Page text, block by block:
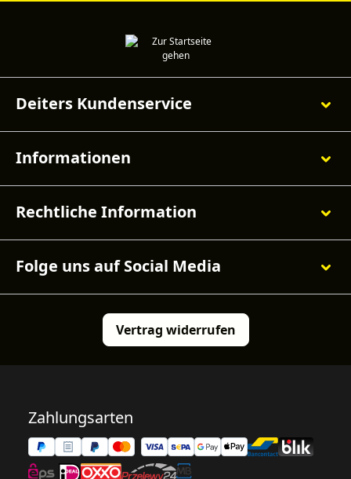
Deiters Kundenservice
Informationen
Rechtliche Information
Folge uns auf Social Media
Vertrag widerrufen
Zahlungsarten